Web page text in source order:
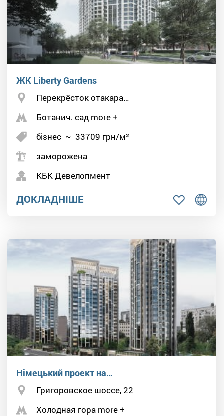
ЖК Liberty Gardens
Перекрёсток отакара…
Ботанич. сад more +
бізнес ~ 33709 грн/м²
заморожена
КБК Девелопмент
ДОКЛАДНІШЕ
Німецький проект на…
Григоровское шоссе, 22
Холодная гора more +